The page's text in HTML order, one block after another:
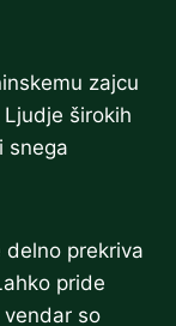
zajcu
širokih
snega
delno prekriva
pride
so